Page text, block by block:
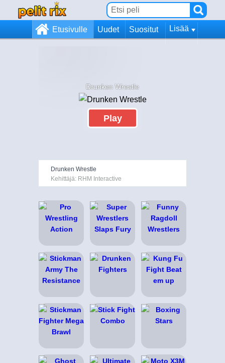
Etusivulle Uudet Suositut Lisää
Drunken Wrestle
Play
Drunken Wrestle
Kehittäjä: RHM Interactive